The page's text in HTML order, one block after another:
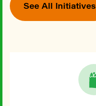
See All Initiatives